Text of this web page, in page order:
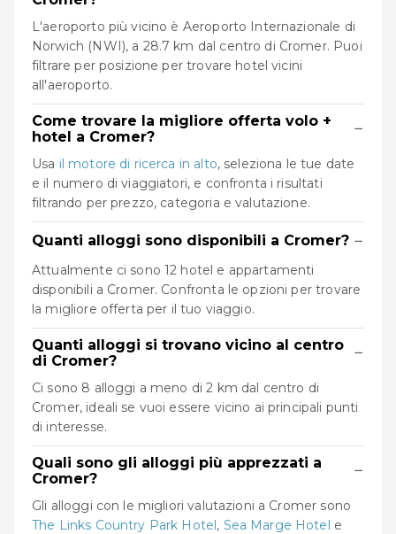
L'aeroporto più vicino è Aeroporto Internazionale di
Norwich (NWI), a 28.7 km dal centro di Cromer. Puoi
filtrare per posizione per trovare hotel vicini
all'aeroporto.
Come trovare la migliore offerta volo +
hotel a Cromer?
−
Usa il motore di ricerca in alto, seleziona le tue date
e il numero di viaggiatori, e confronta i risultati
filtrando per prezzo, categoria e valutazione.
Quanti alloggi sono disponibili a Cromer? −
Attualmente ci sono 12 hotel e appartamenti
disponibili a Cromer. Confronta le opzioni per trovare
la migliore offerta per il tuo viaggio.
Quanti alloggi si trovano vicino al centro
di Cromer?
−
Ci sono 8 alloggi a meno di 2 km dal centro di
Cromer, ideali se vuoi essere vicino ai principali punti
di interesse.
Quali sono gli alloggi più apprezzati a
Cromer?
−
Gli alloggi con le migliori valutazioni a Cromer sono
The Links Country Park Hotel, Sea Marge Hotel e